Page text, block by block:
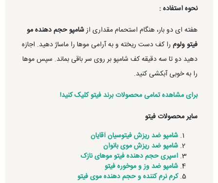
نحوه استفاده :
هفته ای دو بار، هنگام استحمام مقداری ازشامپو حجم دهنده مو
فیتو ولوم را کف دست ریخته و به آرامی موها را ماساژ دهید. اجازه
دهید دو تا سه دقیقه کف شامپو بر روی سر باقی بماند. سپس موها
را به خوبی آبکشی کنید.
برای مشاهده تمامی محصولات برند فیتو کلیک کنید!
سایر محصولات فیتو
شامپوضد ریزش فیتوسیان آقایان
شامپو ضد ریزش موی بانوان
اسپری حجم دهنده فیتو موهای نازک
شامپو ضد وز و موخوره فیتو
کرم نرم کننده و حجم دهنده موی فیتو